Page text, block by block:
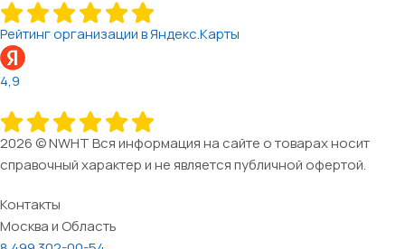
Рейтинг организации в Яндекс.Карты
4,9
2026 © NWHT Вся информация на сайте о товарах носит
справочный характер и не является публичной офертой.
Контакты
Москва и Область